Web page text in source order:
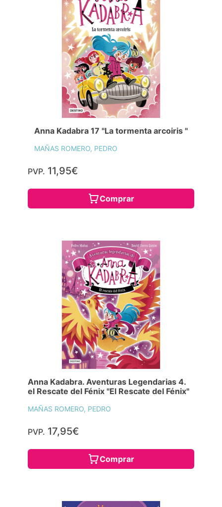
Anna Kadabra 17 "La tormenta arcoiris "
MAÑAS ROMERO, PEDRO
PVP. 11,95€
Comprar
Anna Kadabra. Aventuras Legendarias 4.
el Rescate del Fénix "El Rescate del Fénix"
MAÑAS ROMERO, PEDRO
PVP. 17,95€
Comprar